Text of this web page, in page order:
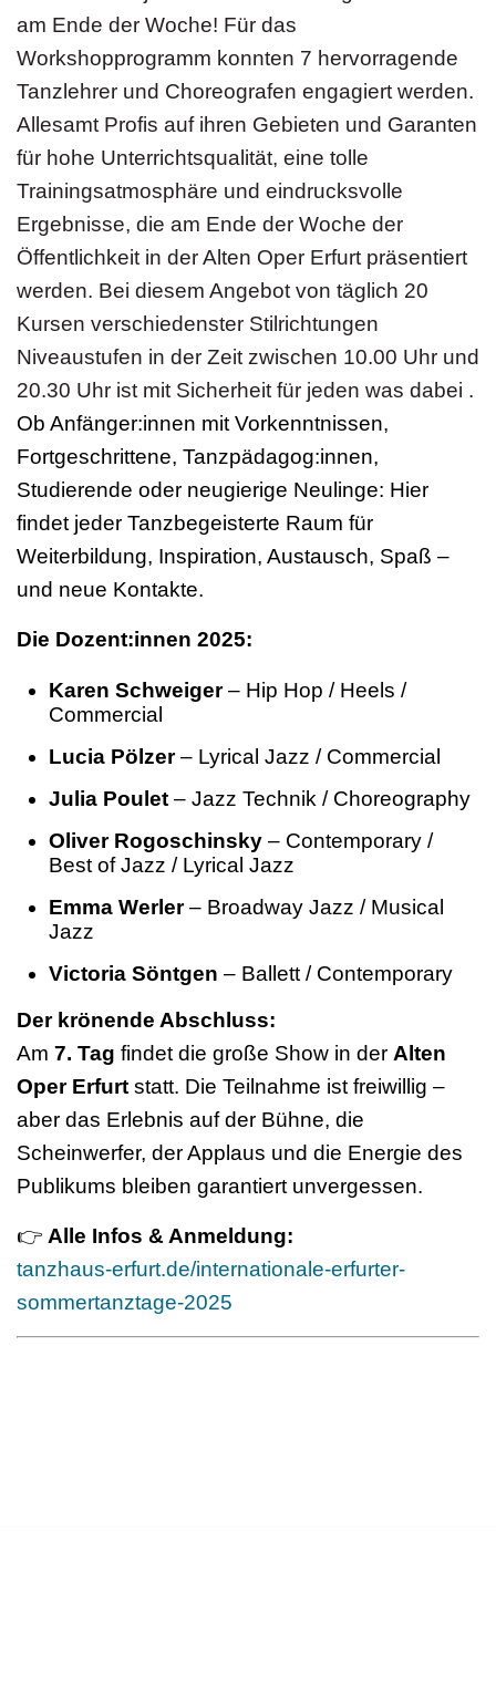
am Ende der Woche! Für das
Workshopprogramm konnten 7 hervorragende
Tanzlehrer und Choreografen engagiert werden.
Allesamt Profis auf ihren Gebieten und Garanten
für hohe Unterrichtsqualität, eine tolle
Trainingsatmosphäre und eindrucksvolle
Ergebnisse, die am Ende der Woche der
Öffentlichkeit in der Alten Oper Erfurt präsentiert
werden. Bei diesem Angebot von täglich 20
Kursen verschiedenster Stilrichtungen
Niveaustufen in der Zeit zwischen 10.00 Uhr und
20.30 Uhr ist mit Sicherheit für jeden was dabei .
Ob Anfänger:innen mit Vorkenntnissen,
Fortgeschrittene, Tanzpädagog:innen,
Studierende oder neugierige Neulinge: Hier
findet jeder Tanzbegeisterte Raum für
Weiterbildung, Inspiration, Austausch, Spaß –
und neue Kontakte.
Die Dozent:innen 2025:
Karen Schweiger– Hip Hop / Heels /
Commercial
Lucia Pölzer– Lyrical Jazz / Commercial
Julia Poulet – Jazz Technik / Choreography
Oliver Rogoschinsky – Contemporary /
Best of Jazz / Lyrical Jazz
Emma Werler– Broadway Jazz / Musical
Jazz
Victoria Söntgen – Ballett / Contemporary
Der krönende Abschluss:
Am 7. Tag findet die große Show in der Alten
Oper Erfurt statt. Die Teilnahme ist freiwillig –
aber das Erlebnis auf der Bühne, die
Scheinwerfer, der Applaus und die Energie des
Publikums bleiben garantiert unvergessen.
👉 Alle Infos & Anmeldung:
tanzhaus-erfurt.de/internationale-erfurter-
sommertanztage-2025